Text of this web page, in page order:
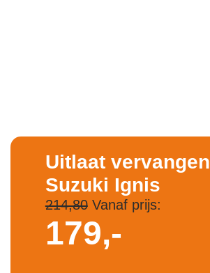
Uitlaat vervangen
Suzuki Ignis
214,80Vanaf prijs:
179,-